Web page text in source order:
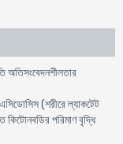
অতিসংবেদনশীলতার
(শরীরে ল্যাকটেট
কিটোনবডির পরিমাণ বৃদ্ধি